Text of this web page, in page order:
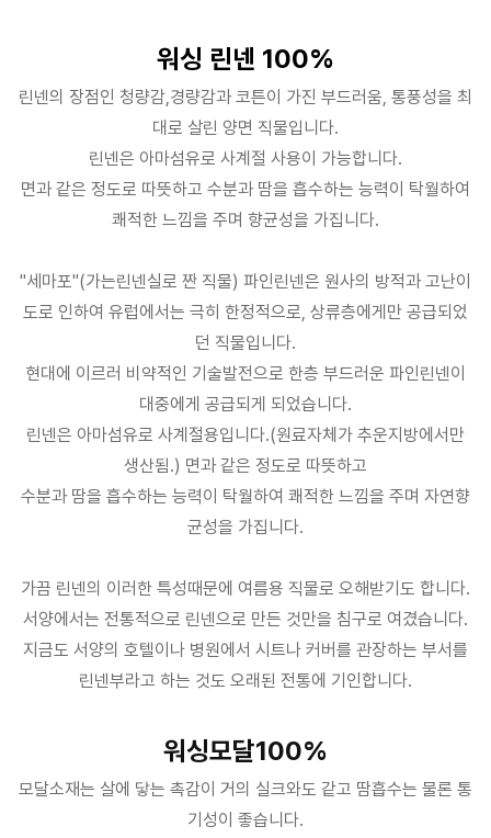
워싱 린넨 100%
린넨의 장점인 청량감,경량감과 코튼이 가진 부드러움, 통풍성을 최
대로 살린 양면 직물입니다.
린넨은 아마섬유로 사계절 사용이 가능합니다.
면과 같은 정도로 따뜻하고 수분과 땀을 흡수하는 능력이 탁월하여
쾌적한 느낌을 주며 향균성을 가집니다.
"세마포"(가는린넨실로 짠 직물) 파인린넨은 원사의 방적과 고난이
도로 인하여 유럽에서는 극히 한정적으로, 상류층에게만 공급되었
던 직물입니다.
현대에 이르러 비약적인 기술발전으로 한층 부드러운 파인린넨이
대중에게 공급되게 되었습니다.
린넨은 아마섬유로 사계절용입니다.(원료자체가 추운지방에서만
생산됨.) 면과 같은 정도로 따뜻하고
수분과 땀을 흡수하는 능력이 탁월하여 쾌적한 느낌을 주며 자연향
균성을 가집니다.
가끔 린넨의 이러한 특성때문에 여름용 직물로 오해받기도 합니다.
서양에서는 전통적으로 린넨으로 만든 것만을 침구로 여겼습니다.
지금도 서양의 호텔이나 병원에서 시트나 커버를 관장하는 부서를
린넨부라고 하는 것도 오래된 전통에 기인합니다.
워싱모달100%
모달소재는 살에 닿는 촉감이 거의 실크와도 같고 땀흡수는 물론 통
기성이 좋습니다.